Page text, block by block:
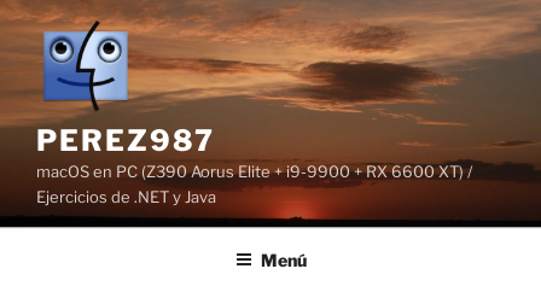
Saltar
contenido
PEREZ987
macOS en PC (Z390 Aorus Elite + i9-9900 + RX 6600 XT) /
Ejercicios de .NET y Java
Menú